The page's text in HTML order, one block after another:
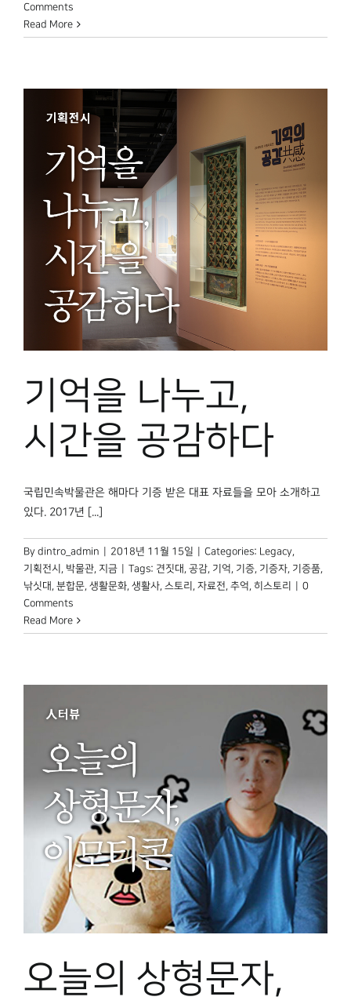
Comments
Read More
기억을 나누고,
시간을 공감하다
국립민속박물관은 해마다 기증 받은 대표 자료들을 모아 소개하고
있다. 2017년 [...]
By dintro_admin 2018년 11월 15일 Categories: Legacy
기획전시
박물관, 지금 Tags: 견짓대 공감 기억 기증 기증자 기증품
낚싯대 분합문 생활문화 생활사 스토리 자료전 추억 히스토리
0
Comments
Read More
오늘의 상형문자,